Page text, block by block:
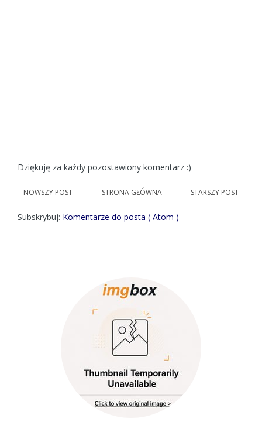
Dziękuję za każdy pozostawiony komentarz :)
NOWSZY POST STARSZY POST
STRONA GŁÓWNA
Subskrybuj: Komentarze do posta ( Atom )